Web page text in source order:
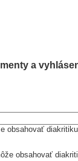
a
obsahovať
obsahovať